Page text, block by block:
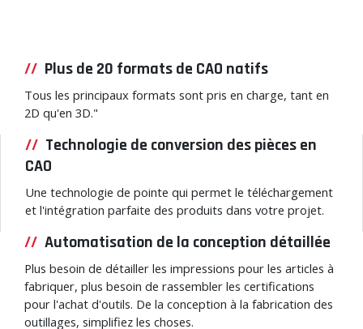
Plus de 20 formats de CAO natifs
Tous les principaux formats sont pris en charge, tant en
2D qu'en 3D."
Technologie de conversion des pièces en
CAO
Une technologie de pointe qui permet le téléchargement
et l'intégration parfaite des produits dans votre projet.
Automatisation de la conception détaillée
Plus besoin de détailler les impressions pour les articles à
fabriquer, plus besoin de rassembler les certifications
pour l'achat d'outils. De la conception à la fabrication des
outillages, simplifiez les choses.